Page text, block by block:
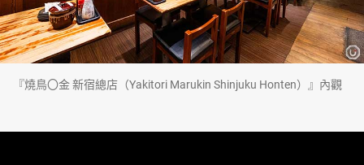
『燒鳥〇金 新宿總店（Yakitori Marukin Shinjuku Honten）』內觀